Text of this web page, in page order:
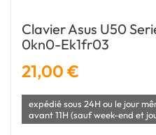
Clavier Asus U50
0kn0-Ek1fr03
21,00 €
expédié sous 24H ou le jour
avant 11H (sauf week-end et